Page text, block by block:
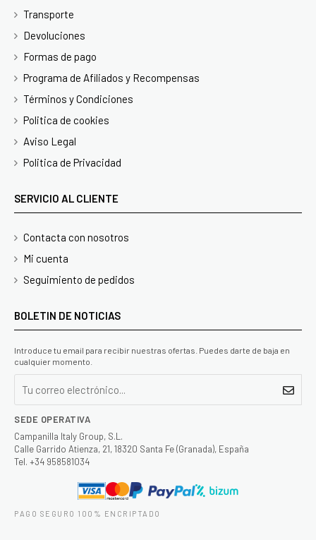
Transporte
Devoluciones
Formas de pago
Programa de Afiliados y Recompensas
Términos y Condiciones
Politica de cookies
Aviso Legal
Politica de Privacidad
SERVICIO AL CLIENTE
Contacta con nosotros
Mi cuenta
Seguimiento de pedidos
BOLETIN DE NOTICIAS
Introduce tu email para recibir nuestras ofertas. Puedes darte de baja en
cualquier momento.
SEDE OPERATIVA
Campanilla Italy Group, S.L.
Calle Garrido Atienza, 21, 18320 Santa Fe (Granada), España
Tel. +34 958581034
PAGO SEGURO 100% ENCRIPTADO